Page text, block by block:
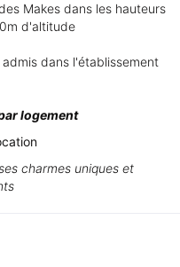
Makes dans les hauteurs
d'altitude
dans l'établissement
logement
charmes uniques et